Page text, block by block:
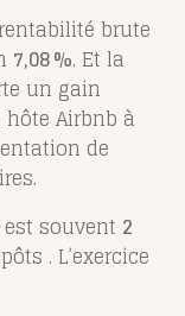
brute
7,08 %. Et la
un gain
Airbnb à
de
souvent 2
. L’exercice